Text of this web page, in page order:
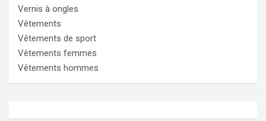
Vernis à ongles
Vêtements
Vêtements de sport
Vêtements femmes
Vêtements hommes